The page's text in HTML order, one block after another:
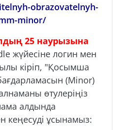
obrazovatelnyh-
minor/
25 наурызына
жүйесіне логин мен
кіріп, "Қосымша
(Minor)
өтулеріңіз
алдында
кеңесуді ұсынамыз: